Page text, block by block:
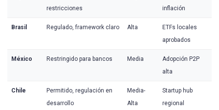
restricciones
inflación
Brasil Regulado, framework claro Alta
ETFs locales
aprobados
México Restringido para bancos Media
Adopción P2P
alta
Chile
Permitido, regulación en
desarrollo
Media-
Alta
Startup hub
regional